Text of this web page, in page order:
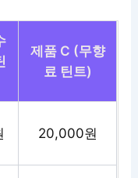
제품 C (무향
료 틴트)
20,000원